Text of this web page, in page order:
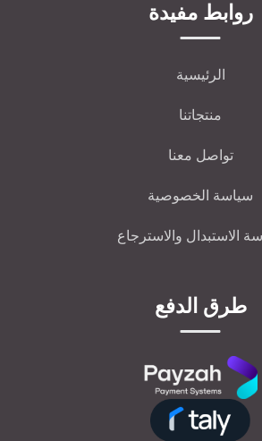
روابط مفيدة
الرئيسية
منتجاتنا
تواصل معنا
سياسة الخصوصية
الاستبدال والاسترجاع
طرق الدفع